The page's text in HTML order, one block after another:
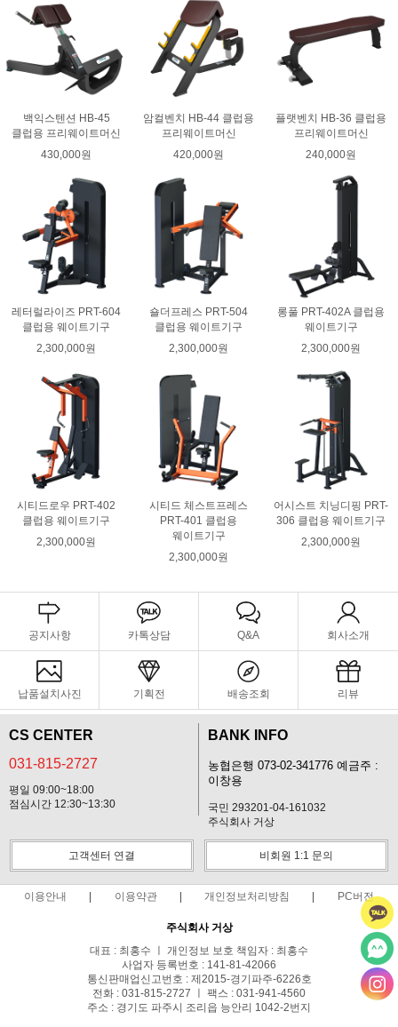
백익스텐션 HB-45
클럽용 프리웨이트머신
430,000원
암컬벤치 HB-44 클럽용
프리웨이트머신
420,000원
플랫벤치 HB-36 클럽용
프리웨이트머신
240,000원
레터럴라이즈 PRT-604
클럽용 웨이트기구
2,300,000원
숄더프레스 PRT-504
클럽용 웨이트기구
2,300,000원
롱풀 PRT-402A 클럽용
웨이트기구
2,300,000원
시티드로우 PRT-402
클럽용 웨이트기구
2,300,000원
시티드 체스트프레스
PRT-401 클럽용
웨이트기구
2,300,000원
어시스트 치닝디핑 PRT-
306 클럽용 웨이트기구
2,300,000원
공지사항 카톡상담 Q&A 회사소개
납품설치사진 기획전 배송조회 리뷰
CS CENTER
031-815-2727
평일 09:00~18:00
점심시간 12:30~13:30
BANK INFO
농협은행 073-02-341776 예금주 :
이창용
국민 293201-04-161032
주식회사 거상
고객센터 연결 비회원 1:1 문의
이용안내 이용약관 개인정보처리방침 PC버전
주식회사 거상
대표 : 최홍수 ㅣ 개인정보 보호 책임자 : 최홍수
사업자 등록번호 : 141-81-42066
통신판매업신고번호 : 제2015-경기파주-6226호
전화 : 031-815-2727 ㅣ 팩스 : 031-941-4560
주소 : 경기도 파주시 조리읍 능안리 1042-2번지